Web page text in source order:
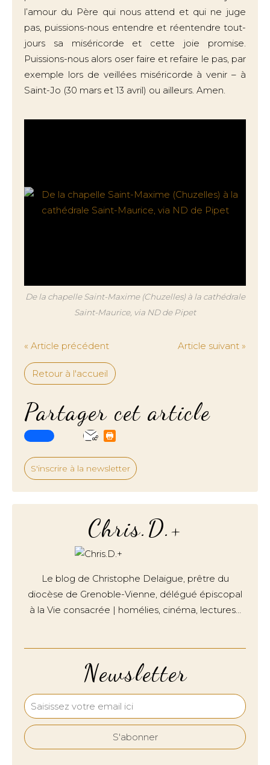
l’amour du Père qui nous attend et qui ne juge
pas, puissions-nous entendre et réentendre tout-
jours sa miséricorde et cette joie promise.
Puissions-nous alors oser faire et refaire le pas, par
exemple lors de veillées miséricorde à venir – à
Saint-Jo (30 mars et 13 avril) ou ailleurs. Amen.
De la chapelle Saint-Maxime (Chuzelles) à la cathédrale
Saint-Maurice, via ND de Pipet
« Article précédent Article suivant »
Retour à l'accueil
Partager cet article
S'inscrire à la newsletter
Newsletter
Chris.D.+
Le blog de Christophe Delaigue, prêtre du
diocèse de Grenoble-Vienne, délégué épiscopal
à la Vie consacrée | homélies, cinéma, lectures…